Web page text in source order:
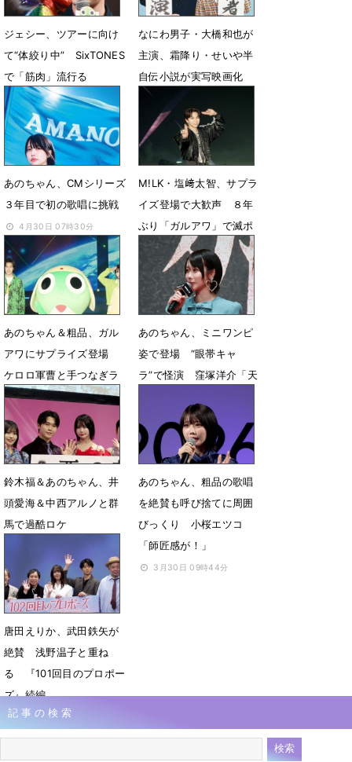
ジェシー、ツアーに向け
て“体絞り中” SixTONES
で「筋肉」流行る
6月5日 07時00分
なにわ男子・大橋和也が
主演、霜降り・せいや半
自伝小説が実写映画化
あのちゃん、CMシリーズ
３年目で初の歌唱に挑戦
4月30日 07時30分
M!LK・塩﨑太智、サプラ
イズ登場で大歓声 ８年
ぶり「ガルアワ」で滅ポ
ーズ
4月20日 07時30分
あのちゃん＆粗品、ガル
アワにサプライズ登場
ケロロ軍曹と手つなぎラ
ンウェイ
4月20日 07時20分
あのちゃん、ミニワンピ
姿で登場 “眼帯キャ
ラ”で怪演 窪塚洋介「天
4月6日 21時07分
鈴木福＆あのちゃん、井
頭愛海＆中西アルノと群
馬で過酷ロケ
あのちゃん、粗品の歌唱
を絶賛も呼び捨てに周囲
びっくり 小桜エツコ
「師匠感が！」
3月30日 09時44分
唐田えりか、武田鉄矢が
絶賛 浅野温子と重ね
る 『101回目のプロポー
ズ』続編
3月20日 07時14分
記事の検索